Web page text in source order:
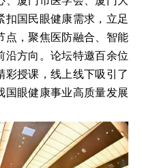
扣国民眼健康需求，立足
点，聚焦医防融合、智能
沿方向。论坛特邀百余位
彩授课，线上线下吸引了
国眼健康事业高质量发展